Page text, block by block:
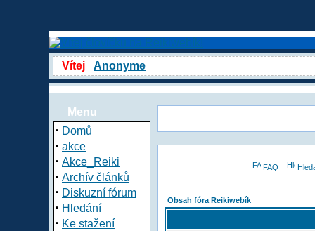
Vítej Anonyme
Menu
· Domů
· akce
· Akce_Reiki
· Archív článků
· Diskuzní fórum
· Hledání
· Ke stažení
FAQ
Obsah fóra Reikiwebík